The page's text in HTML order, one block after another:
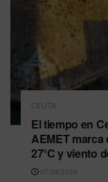
CEUTA
El tiempo en
AEMET
27°C y viento
07/08/2026